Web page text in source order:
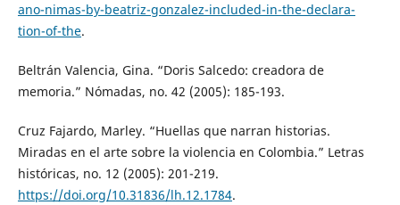
ano-nimas-by-beatriz-gonzalez-included-in-the-declara-
tion-of-the.
Beltrán Valencia, Gina. “Doris Salcedo: creadora de
memoria.” Nómadas, no. 42 (2005): 185-193.
Cruz Fajardo, Marley. “Huellas que narran historias.
Miradas en el arte sobre la violencia en Colombia.” Letras
históricas, no. 12 (2005): 201-219.
https://doi.org/10.31836/lh.12.1784.